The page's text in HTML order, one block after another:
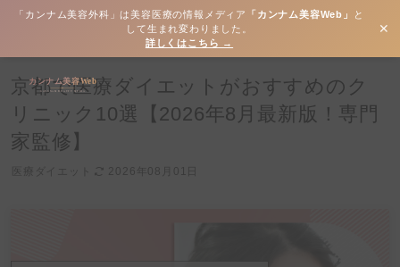
「カンナム美容外科」は美容医療の情報メディア 「カンナム美容Web」
と
して生まれ変わりました。
詳しくはこちら →
✕
京都で医療ダイエットがおすすめのク
リニック10選【2026年8月最新版！専門
家監修】
医療ダイエット 2026年08月01日